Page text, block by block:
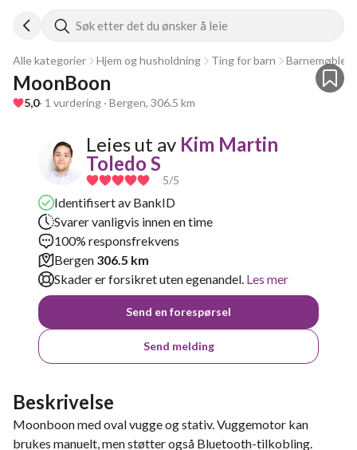
Søk etter det du ønsker å leie
Alle kategorier Hjem og husholdning Ting for barn Barnemøbler
MoonBoon
5,0· 1 vurdering · Bergen, 306.5 km
Leies ut av Kim Martin
Toledo S
5/5
Identifisert av BankID
Svarer vanligvis innen en time
100% responsfrekvens
Bergen 306.5 km
Skader er forsikret uten egenandel. Les mer
Send en forespørsel
Send melding
Beskrivelse
Moonboon med oval vugge og stativ. Vuggemotor kan
brukes manuelt, men støtter også Bluetooth-tilkobling.